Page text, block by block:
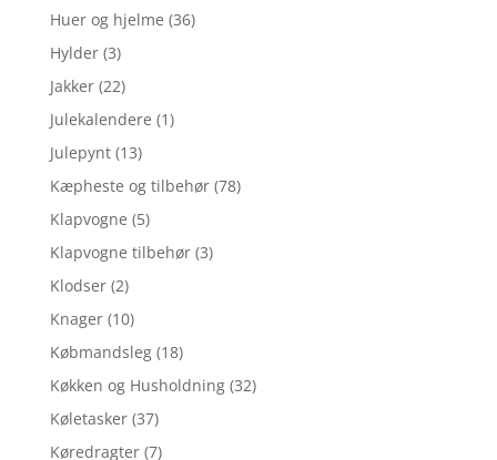
Huer og hjelme (36)
Hylder (3)
Jakker (22)
Julekalendere (1)
Julepynt (13)
Kæpheste og tilbehør (78)
Klapvogne (5)
Klapvogne tilbehør (3)
Klodser (2)
Knager (10)
Købmandsleg (18)
Køkken og Husholdning (32)
Køletasker (37)
Køredragter (7)